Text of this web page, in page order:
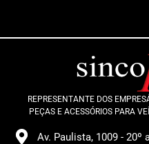
REPRESENTANTE DOS
PEÇAS E ACESSÓRIOS PARA
Av. Paulista, 1009 - 20º